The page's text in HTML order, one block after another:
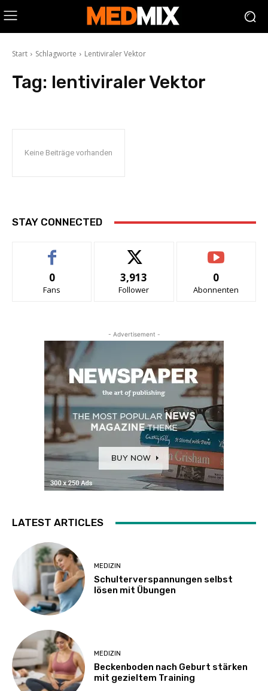
Start Schlagworte Lentiviraler Vektor
Tag: lentiviraler Vektor
Keine Beiträge vorhanden
STAY CONNECTED
0
Fans
3,913
Follower
0
Abonnenten
- Advertisement -
LATEST ARTICLES
MEDIZIN
Schulterverspannungen selbst
lösen mit Übungen
MEDIZIN
Beckenboden nach Geburt stärken
mit gezieltem Training